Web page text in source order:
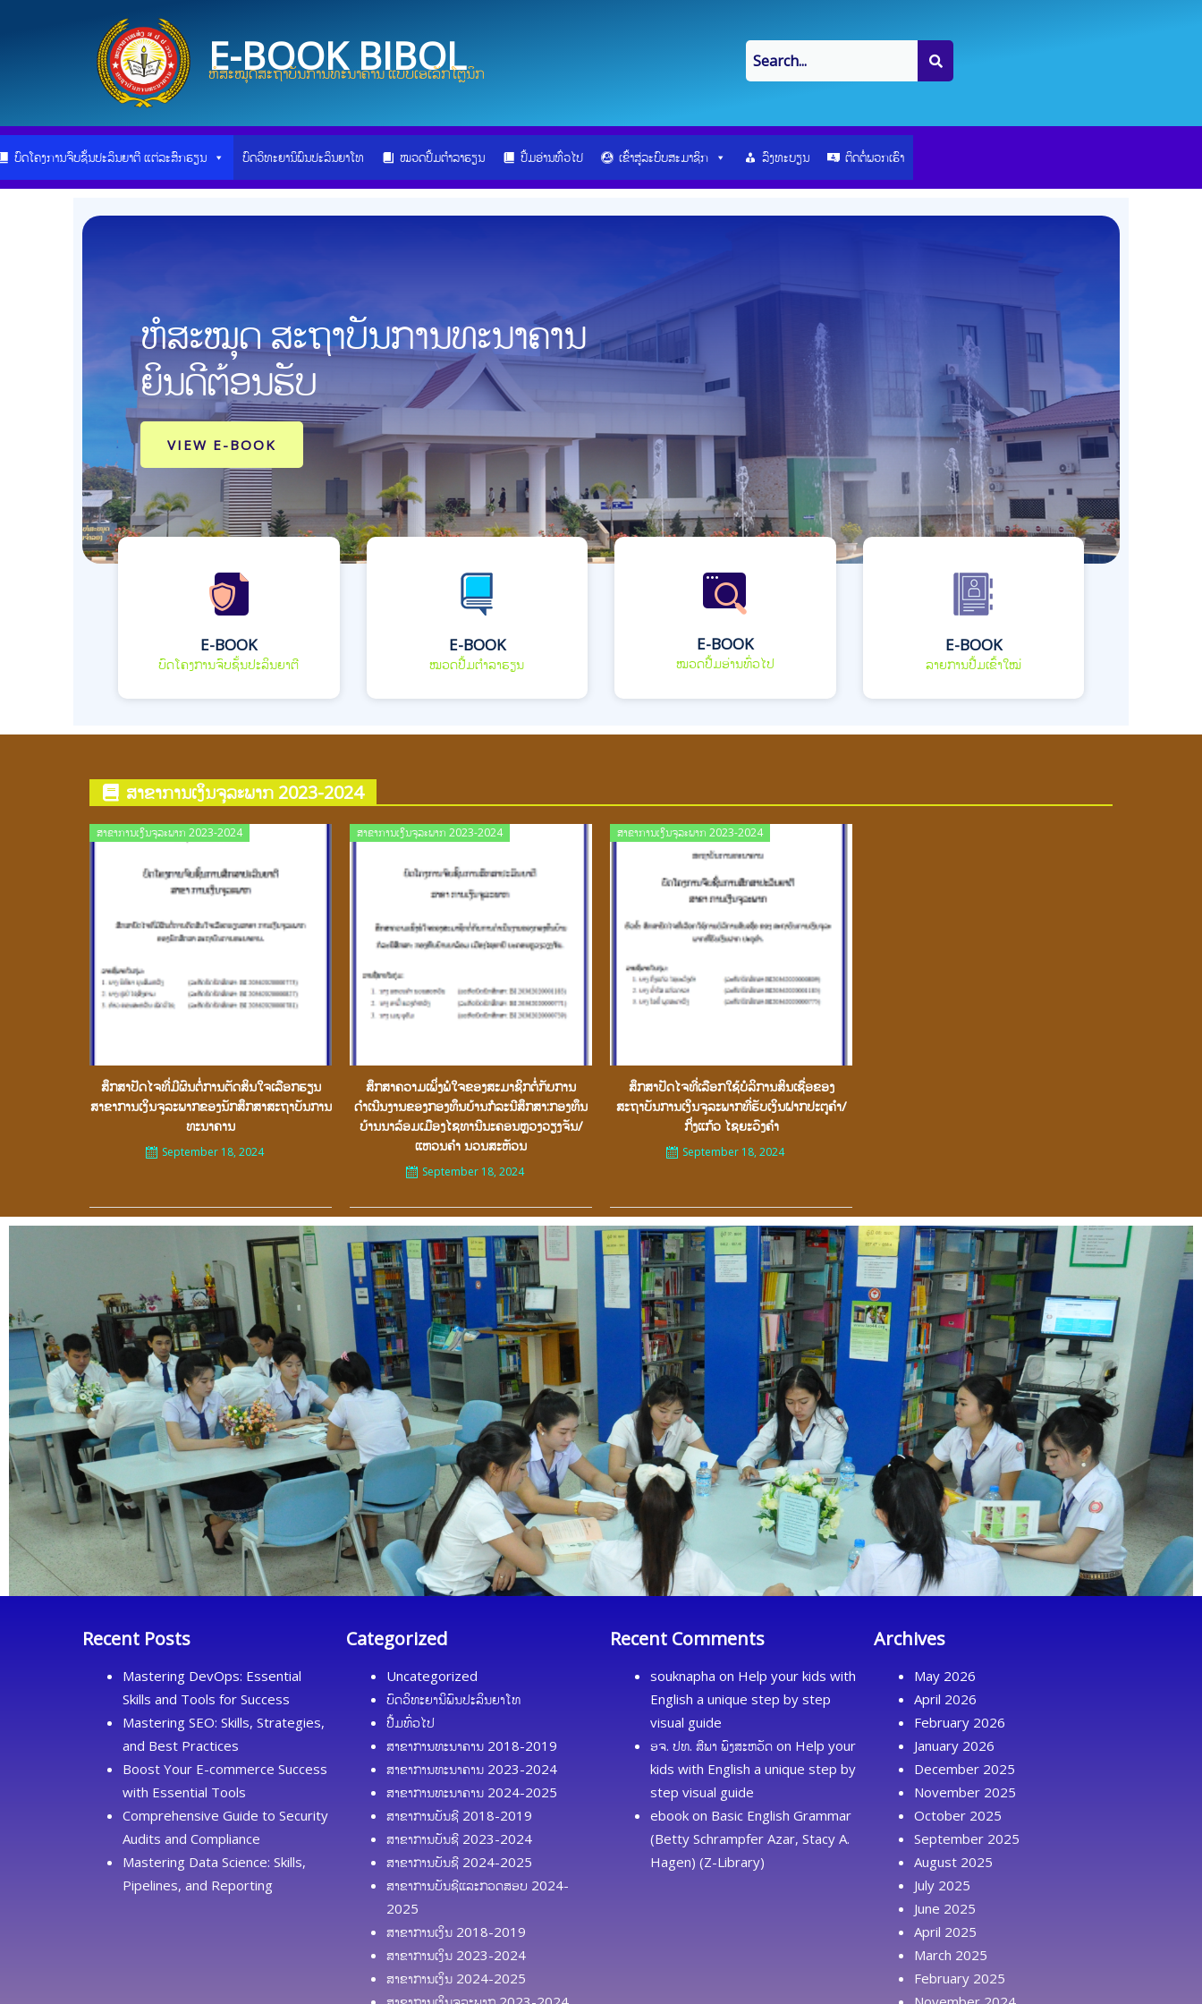
E-BOOK BIBOL
ຫໍສະໝຸດສະຖາບັນການທະນາຄານ ແບບເອເລັກໂຕຼນິກ
ບົດໂຄງການຈົບຊັ້ນປະລິນຍາຕີ ແຕ່ລະສົກຮຽນ ບົດວິທະຍານິພົນປະລິນຍາໂທ ໝວດປື້ມຕຳລາຮຽນ ປື້ມອ່ານທົ່ວໄປ ເຂົ້າສູ່ລະບົບສະມາຊິກ ລົງທະບຽນ ຕິດຕໍ່ພວກເຮົາ
ຫໍສະໝຸດ ສະຖາບັນການທະນາຄານ
ຍິນດີຕ້ອນຮັບ
VIEW E-BOOK
E-BOOK
ບົດໂຄງການຈົບຊັ້ນປະລິນຍາຕີ
E-BOOK
ໝວດປື້ມຕຳລາຮຽນ
E-BOOK
ໝວດປື້ມອ່ານທົ່ວໄປ
E-BOOK
ລາຍການປື້ມເຂົ້າໃໝ່
ສາຂາການເງິນຈຸລະພາກ 2023-2024
ສາຂາການເງິນຈຸລະພາກ 2023-2024
ສຶກສາປັດໄຈທີ່ມີຜົນຕໍ່ການຕັດສິນໃຈເລືອກຮຽນ
ສາຂາການເງິນຈຸລະພາກຂອງນັກສຶກສາສະຖາບັນການ
ທະນາຄານ
Posted
on
September 18, 2024
ສາຂາການເງິນຈຸລະພາກ 2023-2024
ສຶກສາຄວາມເພິ່ງພໍໃຈຂອງສະມາຊິກຕໍ່ກັບການ
ດຳເນີນງານຂອງກອງທຶນບ້ານກໍລະນີສຶກສາ:ກອງທຶນ
ບ້ານນາລ້ອມເມືອງໄຊທານີນະຄອນຫຼວງວຽງຈັນ/
ແຫວນຄຳ ນວນສະຫັວນ
Posted
on
September 18, 2024
ສາຂາການເງິນຈຸລະພາກ 2023-2024
ສຶກສາປັດໄຈທີ່ເລືອກໃຊ້ບໍລິການສິນເຊື່ອຂອງ
ສະຖາບັນການເງິນຈຸລະພາກທີ່ຮັບເງິນຝາກປະຕູຄຳ/
ກິ່ງແກ້ວ ໄຊຍະວົງຄຳ
Posted
on
September 18, 2024
Recent Posts
Mastering DevOps: Essential
Skills and Tools for Success
Mastering SEO: Skills, Strategies,
and Best Practices
Boost Your E-commerce Success
with Essential Tools
Comprehensive Guide to Security
Audits and Compliance
Mastering Data Science: Skills,
Pipelines, and Reporting
Categorized
Uncategorized
ບົດວິທະຍານິພົນປະລິນຍາໂທ
ປື້ມທົ່ວໄປ
ສາຂາການທະນາຄານ 2018-2019
ສາຂາການທະນາຄານ 2023-2024
ສາຂາການທະນາຄານ 2024-2025
ສາຂາການບັນຊີ 2018-2019
ສາຂາການບັນຊີ 2023-2024
ສາຂາການບັນຊີ 2024-2025
ສາຂາການບັນຊີແລະກວດສອບ 2024-
2025
ສາຂາການເງິນ 2018-2019
ສາຂາການເງິນ 2023-2024
ສາຂາການເງິນ 2024-2025
Recent Comments
souknapha on Help your kids with
English a unique step by step
visual guide
ອຈ. ປທ. ສີພາ ພົງສະຫວັດ on Help your
kids with English a unique step by
step visual guide
ebook on Basic English Grammar
(Betty Schrampfer Azar, Stacy A.
Hagen) (Z-Library)
Archives
May 2026
April 2026
February 2026
January 2026
December 2025
November 2025
October 2025
September 2025
August 2025
July 2025
June 2025
April 2025
March 2025
February 2025